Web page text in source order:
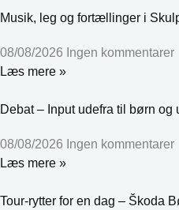
Musik, leg og fortællinger i
08/08/2026 Ingen kommentarer
Læs mere »
Debat – Input udefra til børn
08/08/2026 Ingen kommentarer
Læs mere »
Tour-rytter for en dag – Škoda